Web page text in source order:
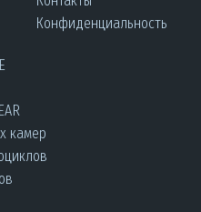
Конфиденциальность
камер